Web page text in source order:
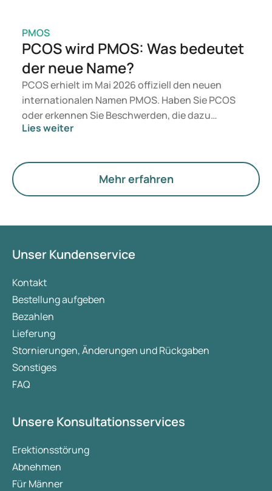
PMOS
PCOS wird PMOS: Was bedeutet
der neue Name?
PCOS erhielt im Mai 2026 offiziell den neuen
internationalen Namen PMOS. Haben Sie PCOS
oder erkennen Sie Beschwerden, die dazu
passen? Medizinisch ändert sich zunächst nichts.
Hormone, den Stoffwechsel und die Funktion der
Lies weiter
Mehr erfahren
Unser Kundenservice
Kontakt
Bestellung aufgeben
Bezahlen
Lieferung
Stornierungen, Änderungen und Rückgaben
Sonstiges
FAQ
Unsere Konsultationsservices
Erektionsstörung
Abnehmen
Für Männer